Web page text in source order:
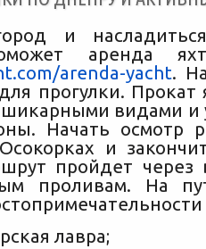
и
аренда
arenda-yacht.
прогулки.
шикарными видами и
Начать осмотр
и
пройдет через
проливам. На
лавра;